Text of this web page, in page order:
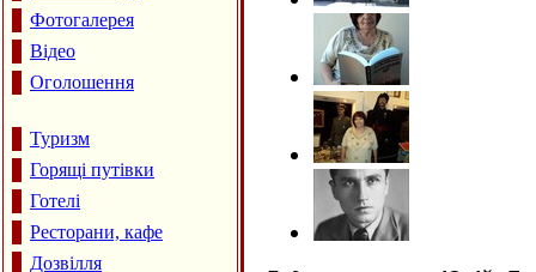
Фотогалерея
Відео
Оголошення
Туризм
Горящі путівки
Готелі
Ресторани, кафе
Дозвілля